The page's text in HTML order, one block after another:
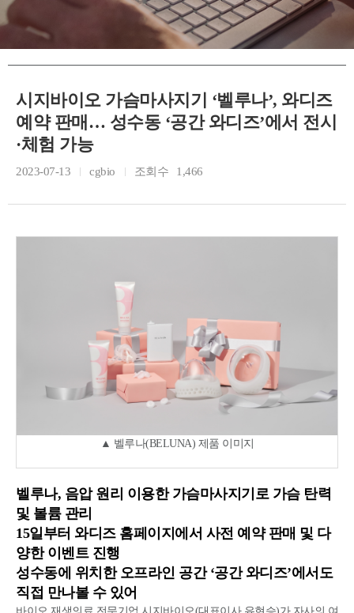
시지바이오 가슴마사지기 ‘벨루나’, 와디즈
예약 판매… 성수동 ‘공간 와디즈’에서 전시
·체험 가능
2023-07-13 cgbio 조회수 1,466
▲ 벨루나(BELUNA) 제품 이미지
벨루나, 음압 원리 이용한 가슴마사지기로 가슴 탄력
및 볼륨 관리
15일부터 와디즈 홈페이지에서 사전 예약 판매 및 다
양한 이벤트 진행
성수동에 위치한 오프라인 공간 ‘공간 와디즈’에서도
직접 만나볼 수 있어